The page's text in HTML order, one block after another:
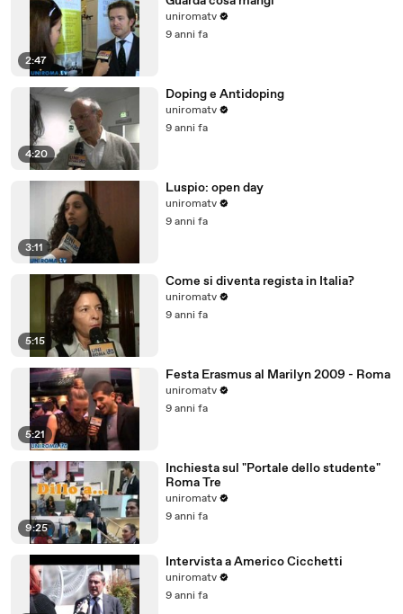
2:47
uniromatv
9 anni fa
4:20
Doping e Antidoping
uniromatv
9 anni fa
3:11
Luspio: open day
uniromatv
9 anni fa
5:15
Come si diventa regista in Italia?
uniromatv
9 anni fa
5:21
Festa Erasmus al Marilyn 2009 - Roma
uniromatv
9 anni fa
9:25
Inchiesta sul "Portale dello studente"
Roma Tre
uniromatv
9 anni fa
Intervista a Americo Cicchetti
uniromatv
9 anni fa